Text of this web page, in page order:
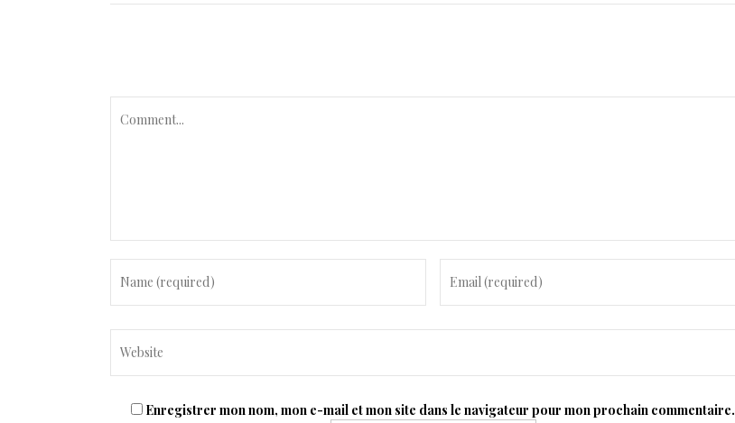
Enregistrer mon nom, mon e-mail et mon site dans le navigateur pour mon prochain commentaire.